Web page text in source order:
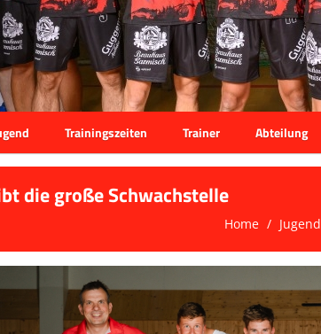
Trainingszeiten Trainer Abteilung
die große Schwachstelle
Home Jugend